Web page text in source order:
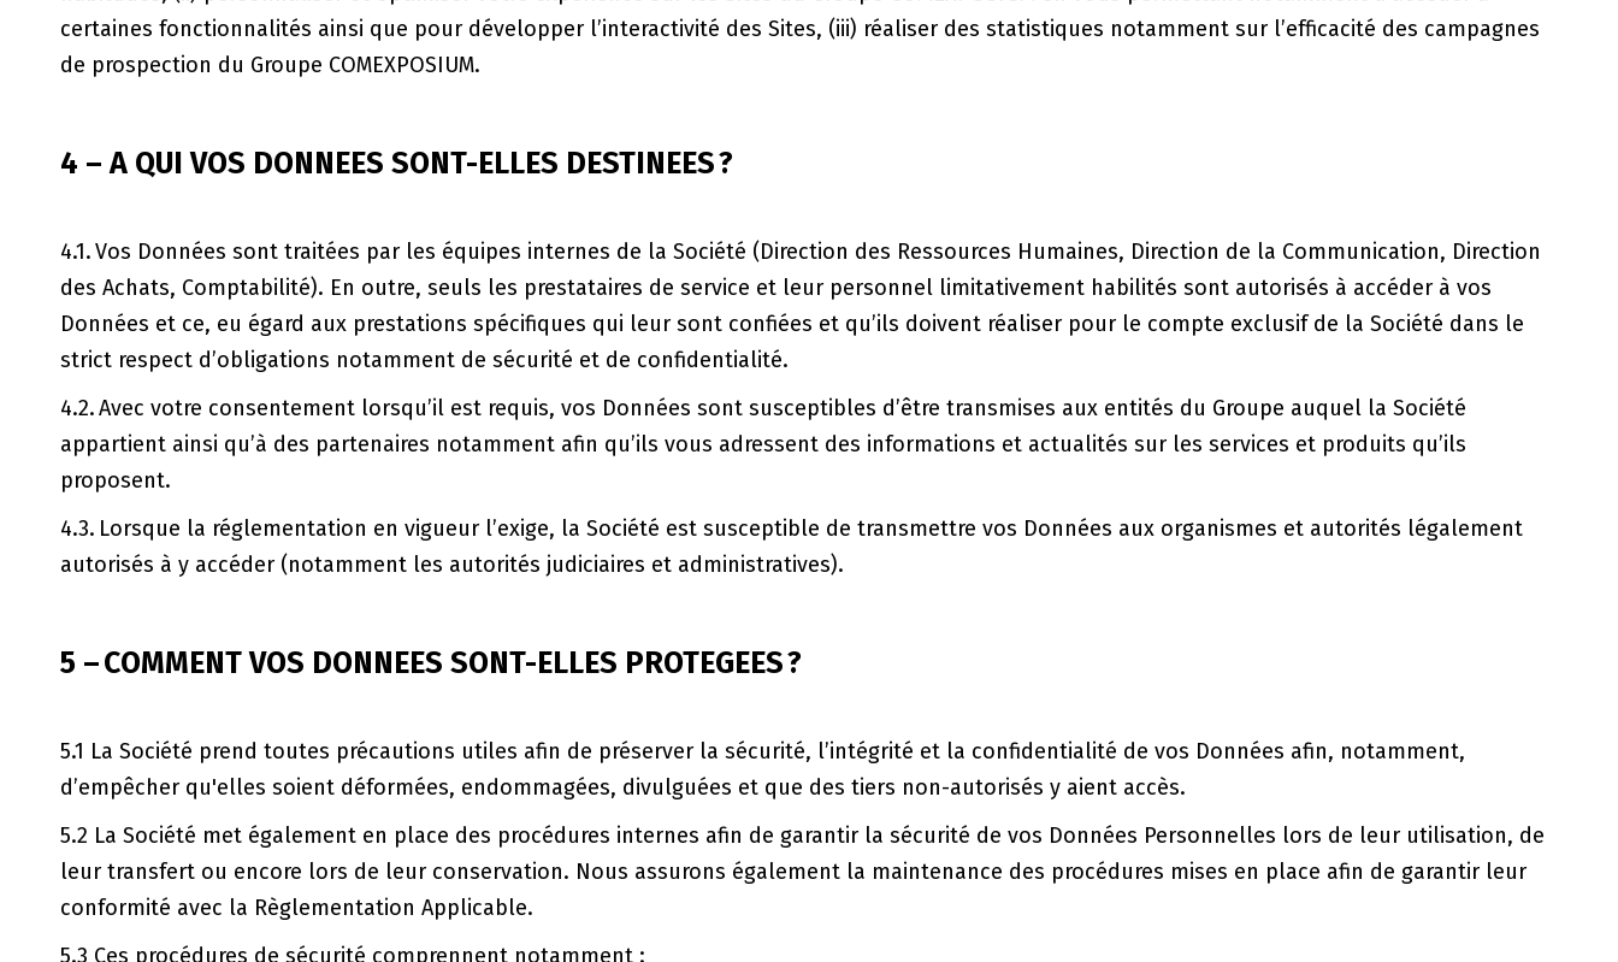
certaines fonctionnalités ainsi que pour développer l’interactivité des Sites, (iii) réaliser des statistiques notamment sur l’efficacité des campagnes
de prospection du Groupe COMEXPOSIUM.
4 – A QUI VOS DONNEES SONT-ELLES DESTINEES ?
4.1. Vos Données sont traitées par les équipes internes de la Société (Direction des Ressources Humaines, Direction de la Communication, Direction
des Achats, Comptabilité). En outre, seuls les prestataires de service et leur personnel limitativement habilités sont autorisés à accéder à vos
Données et ce, eu égard aux prestations spécifiques qui leur sont confiées et qu’ils doivent réaliser pour le compte exclusif de la Société dans le
strict respect d’obligations notamment de sécurité et de confidentialité.
4.2. Avec votre consentement lorsqu’il est requis, vos Données sont susceptibles d’être transmises aux entités du Groupe auquel la Société
appartient ainsi qu’à des partenaires notamment afin qu’ils vous adressent des informations et actualités sur les services et produits qu’ils
proposent.
4.3. Lorsque la réglementation en vigueur l’exige, la Société est susceptible de transmettre vos Données aux organismes et autorités légalement
autorisés à y accéder (notamment les autorités judiciaires et administratives).
5 – COMMENT VOS DONNEES SONT-ELLES PROTEGEES ?
5.1 La Société prend toutes précautions utiles afin de préserver la sécurité, l’intégrité et la confidentialité de vos Données afin, notamment,
d’empêcher qu'elles soient déformées, endommagées, divulguées et que des tiers non-autorisés y aient accès.
5.2 La Société met également en place des procédures internes afin de garantir la sécurité de vos Données Personnelles lors de leur utilisation, de
leur transfert ou encore lors de leur conservation. Nous assurons également la maintenance des procédures mises en place afin de garantir leur
conformité avec la Règlementation Applicable.
5.3 Ces procédures de sécurité comprennent notamment :